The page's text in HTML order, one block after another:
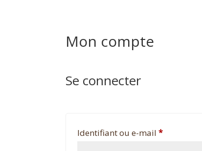
Mon compte
Se connecter
Identifiant ou e-mail*Obligatoire